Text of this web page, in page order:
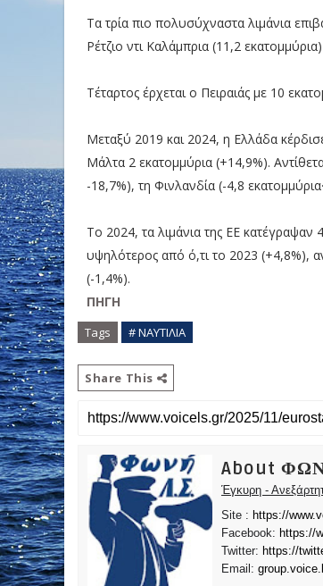
Τα τρία πιο πολυσύχναστα λιμάνια
Ρέτζιο ντι Καλάμπρια (11,2
Τέταρτος έρχεται ο Πειραιάς με 10
Μεταξύ 2019 και 2024, η Ελλάδα
Μάλτα 2 εκατομμύρια (+14,9%).
-18,7%), τη Φινλανδία (-4,8
Το 2024, τα λιμάνια της ΕΕ κατέγραψαν
υψηλότερος από ό,τι το 2023 (+4,8%),
(-1,4%).
ΠΗΓΗ
Tags # ΝΑΥΤΙΛΙΑ
Share This
About
Έγκυρη -
Site : https://
Facebook: https://
Twitter: https://
Email: